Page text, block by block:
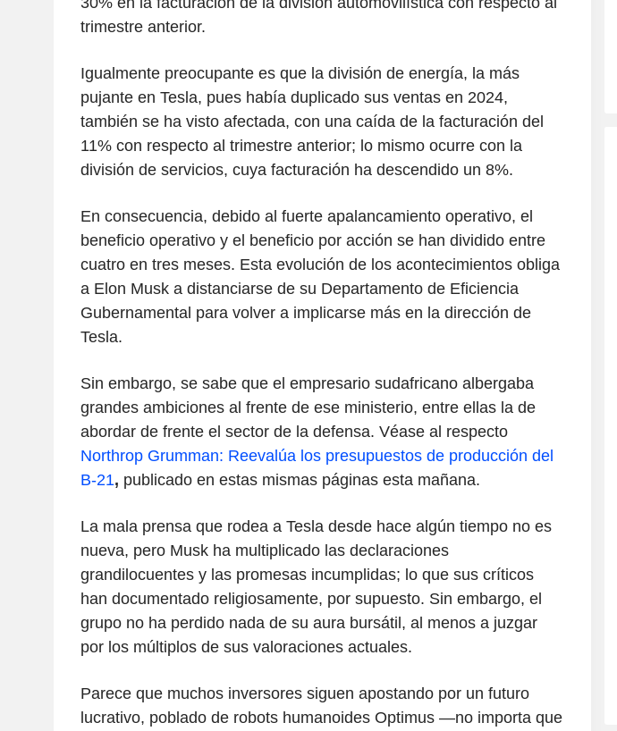
trimestre anterior.
Igualmente preocupante es que la división de energía, la más
pujante en Tesla, pues había duplicado sus ventas en 2024,
también se ha visto afectada, con una caída de la facturación del
11% con respecto al trimestre anterior; lo mismo ocurre con la
división de servicios, cuya facturación ha descendido un 8%.
En consecuencia, debido al fuerte apalancamiento operativo, el
beneficio operativo y el beneficio por acción se han dividido entre
cuatro en tres meses. Esta evolución de los acontecimientos obliga
a Elon Musk a distanciarse de su Departamento de Eficiencia
Gubernamental para volver a implicarse más en la dirección de
Tesla.
Sin embargo, se sabe que el empresario sudafricano albergaba
grandes ambiciones al frente de ese ministerio, entre ellas la de
abordar de frente el sector de la defensa. Véase al respecto
Northrop Grumman: Reevalúa los presupuestos de producción del
B-21, publicado en estas mismas páginas esta mañana.
La mala prensa que rodea a Tesla desde hace algún tiempo no es
nueva, pero Musk ha multiplicado las declaraciones
grandilocuentes y las promesas incumplidas; lo que sus críticos
han documentado religiosamente, por supuesto. Sin embargo, el
grupo no ha perdido nada de su aura bursátil, al menos a juzgar
por los múltiplos de sus valoraciones actuales.
Parece que muchos inversores siguen apostando por un futuro
lucrativo, poblado de robots humanoides Optimus —no importa que